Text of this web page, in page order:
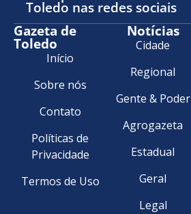
Toledo nas redes sociais
Gazeta de
Toledo
Início
Sobre nós
Contato
Políticas de
Privacidade
Termos de Uso
Notícias
Cidade
Regional
Gente & Poder
Agrogazeta
Estadual
Geral
Legal